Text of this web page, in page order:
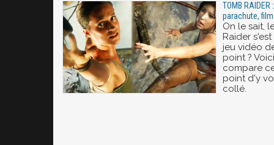
TOMB
parachute,
On le sait,
Raider
jeu vidéo
point ?
compare
point d'y
collé.